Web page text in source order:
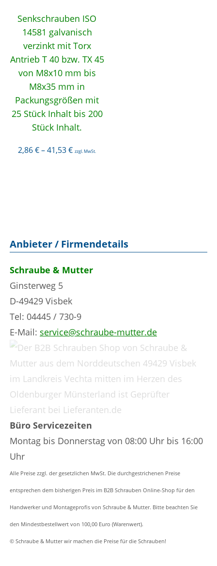
Search
Senkschrauben ISO
14581 galvanisch
verzinkt mit Torx
Antrieb T 40 bzw. TX 45
von M8x10 mm bis
M8x35 mm in
Packungsgrößen mit
25 Stück Inhalt bis 200
Stück Inhalt.
2,86€–41,53€ zzgl. MwSt.
Anbieter / Firmendetails
Schraube & Mutter
Ginsterweg 5
D-49429 Visbek
Tel: 04445 / 730-9
E-Mail: service@schraube-mutter.de
Büro Servicezeiten
Montag bis Donnerstag von 08:00 Uhr bis 16:00
Uhr
Alle Preise zzgl. der gesetzlichen MwSt. Die durchgestrichenen Preise
entsprechen dem bisherigen Preis im B2B Schrauben Online-Shop für den
Handwerker und Montageprofis von Schraube & Mutter. Bitte beachten Sie
den Mindestbestellwert von 100,00 Euro (Warenwert).
© Schraube & Mutter wir machen die Preise für die Schrauben!